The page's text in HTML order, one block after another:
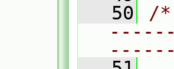
   50
/